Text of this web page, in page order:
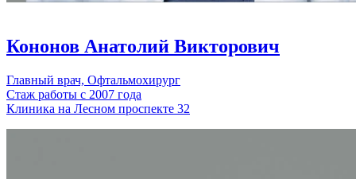
Кононов Анатолий Викторович
Главный врач, Офтальмохирург
Стаж работы с 2007 года
Клиника на Лесном проспекте 32